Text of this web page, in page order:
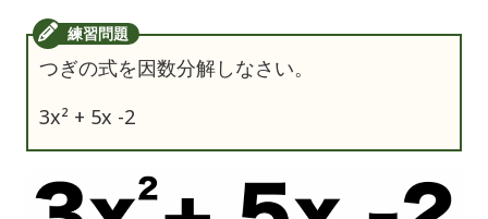
つぎの式を因数分解しなさい。
3x² + 5x -2